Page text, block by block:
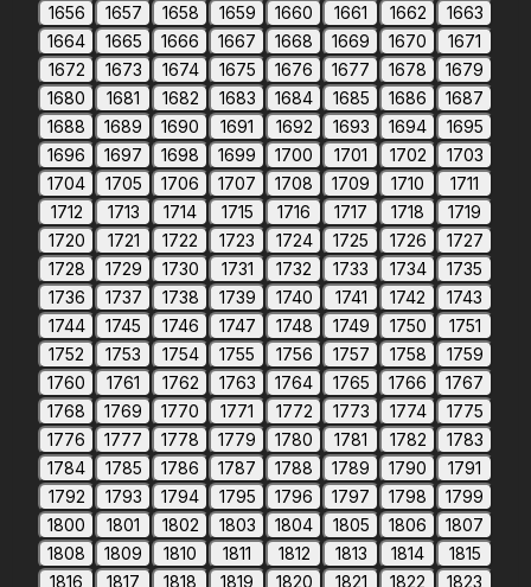
1656
1657 1658 1659 1660 1661 1662
1663
1664
1665 1666 1667 1668 1669 1670
1671
1672
1673 1674 1675 1676 1677 1678
1679
1680
1681 1682 1683 1684 1685 1686
1687
1688
1689 1690 1691 1692 1693 1694
1695
1696
1697 1698 1699 1700 1701 1702
1703
1704
1705 1706 1707 1708 1709 1710
1711
1712
1713 1714 1715 1716 1717 1718
1719
1720
1721 1722 1723 1724 1725 1726
1727
1728
1729 1730 1731 1732 1733 1734
1735
1736
1737 1738 1739 1740 1741 1742
1743
1744
1745 1746 1747 1748 1749 1750
1751
1752
1753 1754 1755 1756 1757 1758
1759
1760
1761 1762 1763 1764 1765 1766
1767
1768
1769 1770 1771 1772 1773 1774
1775
1776
1777 1778 1779 1780 1781 1782
1783
1784
1785 1786 1787 1788 1789 1790
1791
1792
1793 1794 1795 1796 1797 1798
1799
1800
1801 1802 1803 1804 1805 1806
1807
1808
1809 1810 1811 1812 1813 1814
1815
1816
1817 1818 1819 1820 1821 1822
1823